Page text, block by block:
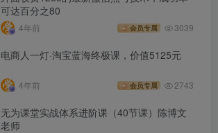
可达百分之80
4年前 会员专属 3039
电商人一灯·淘宝蓝海终极课，价值5125元
4年前 会员专属 2743
无为课堂实战体系进阶课（40节课）陈博文
老师